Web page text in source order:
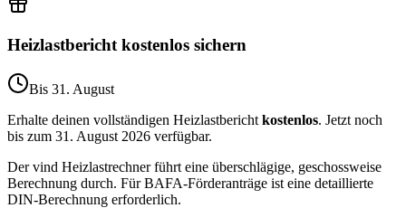
Heizlastbericht kostenlos sichern
Bis 31. August
Erhalte deinen vollständigen Heizlastbericht kostenlos. Jetzt noch
bis zum 31. August 2026 verfügbar.
Der vind Heizlastrechner führt eine überschlägige, geschossweise
Berechnung durch. Für BAFA-Förderanträge ist eine detaillierte
DIN-Berechnung erforderlich.